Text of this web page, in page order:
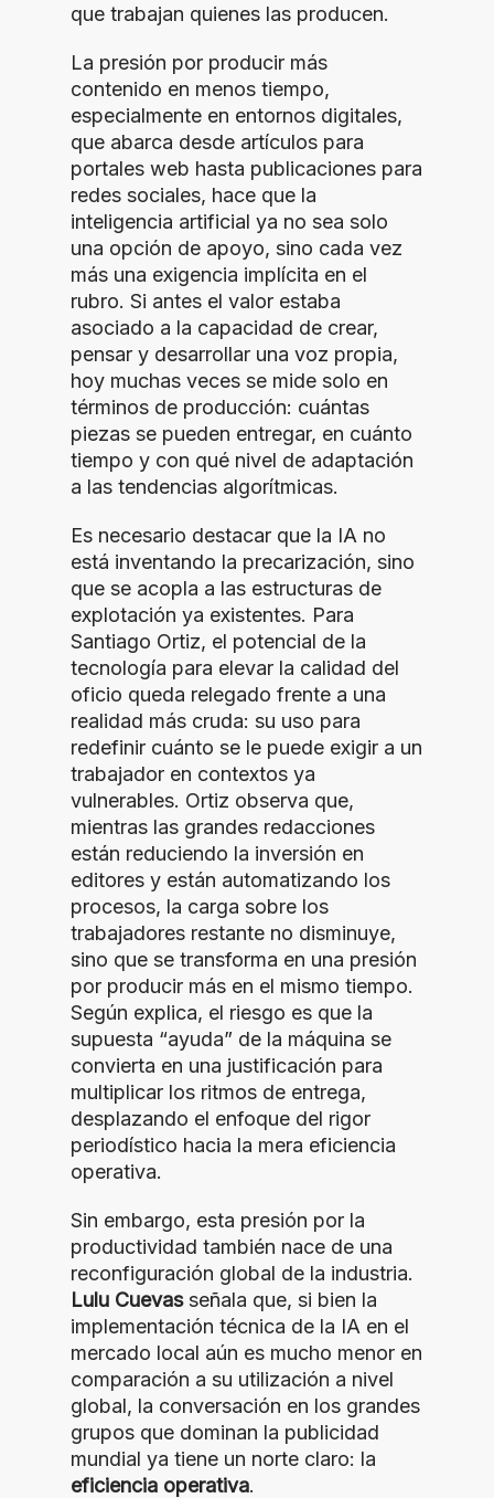
que trabajan quienes las producen.
La presión por producir más
contenido en menos tiempo,
especialmente en entornos digitales,
que abarca desde artículos para
portales web hasta publicaciones para
redes sociales, hace que la
inteligencia artificial ya no sea solo
una opción de apoyo, sino cada vez
más una exigencia implícita en el
rubro. Si antes el valor estaba
asociado a la capacidad de crear,
pensar y desarrollar una voz propia,
hoy muchas veces se mide solo en
términos de producción: cuántas
piezas se pueden entregar, en cuánto
tiempo y con qué nivel de adaptación
a las tendencias algorítmicas.
Es necesario destacar que la IA no
está inventando la precarización, sino
que se acopla a las estructuras de
explotación ya existentes. Para
Santiago Ortiz, el potencial de la
tecnología para elevar la calidad del
oficio queda relegado frente a una
realidad más cruda: su uso para
redefinir cuánto se le puede exigir a un
trabajador en contextos ya
vulnerables. Ortiz observa que,
mientras las grandes redacciones
están reduciendo la inversión en
editores y están automatizando los
procesos, la carga sobre los
trabajadores restante no disminuye,
sino que se transforma en una presión
por producir más en el mismo tiempo.
Según explica, el riesgo es que la
supuesta “ayuda” de la máquina se
convierta en una justificación para
multiplicar los ritmos de entrega,
desplazando el enfoque del rigor
periodístico hacia la mera eficiencia
operativa.
Sin embargo, esta presión por la
productividad también nace de una
reconfiguración global de la industria.
Lulu Cuevasseñala que, si bien la
implementación técnica de la IA en el
mercado local aún es mucho menor en
comparación a su utilización a nivel
global, la conversación en los grandes
grupos que dominan la publicidad
mundial ya tiene un norte claro: la
eficiencia operativa.